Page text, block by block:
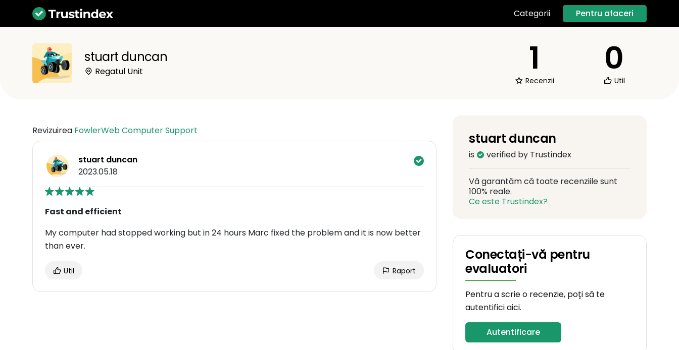
Categorii Pentru afaceri
stuart duncan
Regatul Unit 1
Recenzii
0
Util
Revizuirea FowlerWeb Computer Support
stuart duncan
2023.05.18
Fast and efficient
My computer had stopped working but in 24 hours Marc fixed the problem and it is now better
than ever.
Util Raport
stuart duncan
is verified by Trustindex
Vă garantăm că toate recenziile sunt
100% reale.
Ce este Trustindex?
Conectați-vă pentru
evaluatori
Pentru a scrie o recenzie, poți să te
autentifici aici.
Autentificare